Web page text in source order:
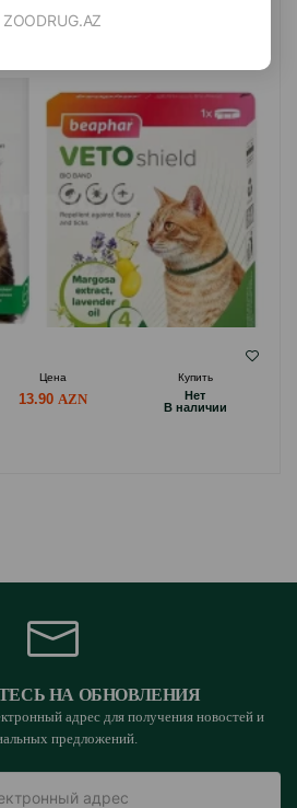
ZOODRUG.AZ
ДЛЯ КОШЕК И КОТЯТ ПРОТИВ БЛОХ
Цена
Купить
13.90
Hет
B наличии
НА ОБНОВЛЕНИЯ
адрес для получения новостей и
предложений.